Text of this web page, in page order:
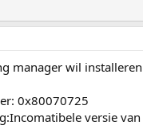
manager wil
0x80070725
versie